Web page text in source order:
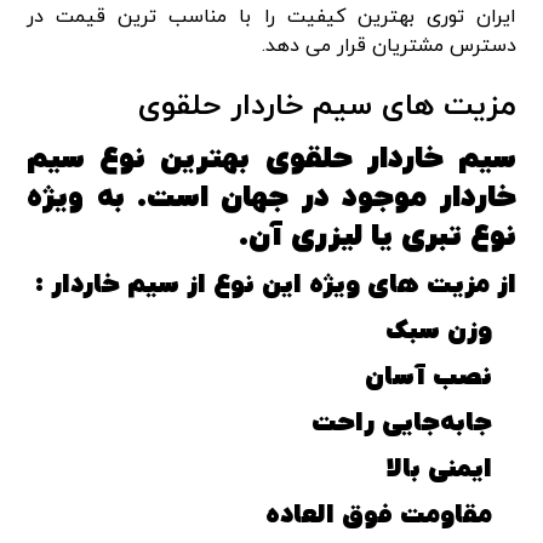
ایران توری بهترین کیفیت را با مناسب ترین قیمت در
دسترس مشتریان قرار می دهد.
مزیت های سیم خاردار حلقوی
سیم خاردار حلقوی بهترین نوع سیم
خاردار موجود در جهان است. به ویژه
نوع تبری یا لیزری آن.
از مزیت های ویژه این نوع از سیم خاردار :
وزن سبک
نصب آسان
جابه‌جایی راحت
ایمنی بالا
مقاومت فوق العاده